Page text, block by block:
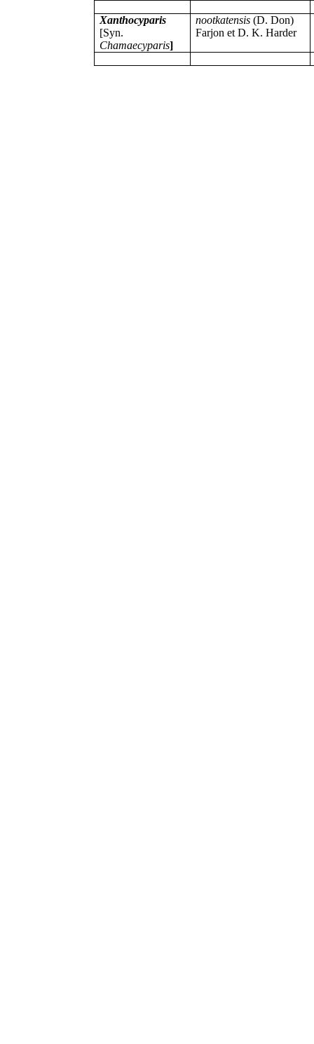
Xanthocyparis
[Syn.
Chamaecyparis]
nootkatensis (D. Don)
Farjon et D. K. Harder